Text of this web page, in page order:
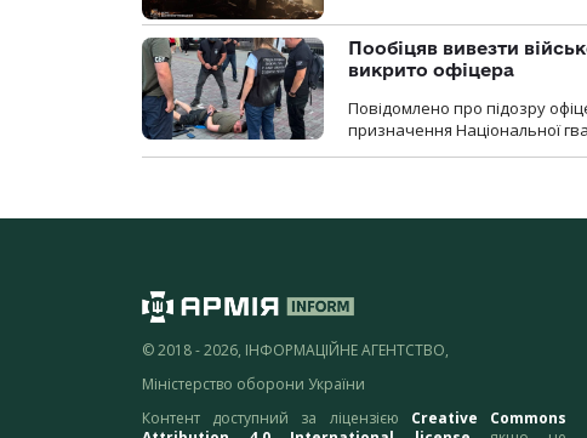
Пообіцяв вивезти
викрито офіцера
Повідомлено про підозру
призначення Національної
© 2018 - 2026, ІНФОРМАЦІЙНЕ АГЕНТСТВО,
Міністерство оборони України
Контент доступний за ліцензією Creative Commons